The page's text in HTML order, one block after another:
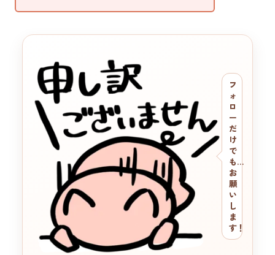
フ
ォ
ロ
ー
だ
け
で
も…
お
願
い
し
ま
す！